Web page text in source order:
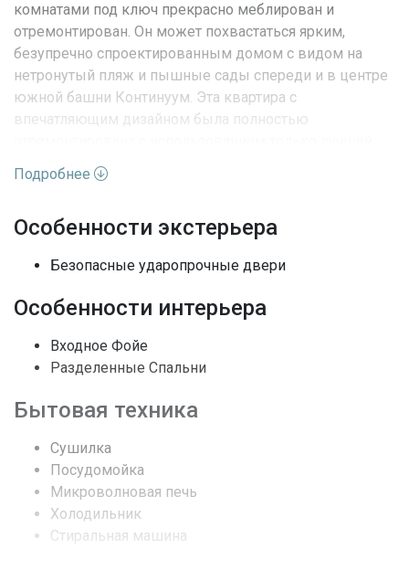
комнатами под ключ прекрасно меблирован и
отремонтирован. Он может похвастаться ярким,
безупречно спроектированным домом с видом на
нетронутый пляж и пышные сады спереди и в центре
южной башни Континуум. Эта квартира с
впечатляющим дизайном была полностью
отделки и мебели. Как только вы выходите из лифта,
эта квартира вызывает «вау»-эффект, поистине
Характеристики недвижимости:
Номер дома
Этажей
Вид
Подробнее
Особенности экстерьера
Безопасные ударопрочные двери
Особенности интерьера
Входное Фойе
Разделенные Спальни
Бытовая техника
Сушилка
Посудомойка
Микроволновая печь
Холодильник
Стиральная машина